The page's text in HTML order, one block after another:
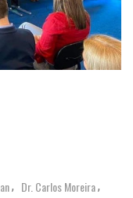
, Dr. Carlos Moreira,